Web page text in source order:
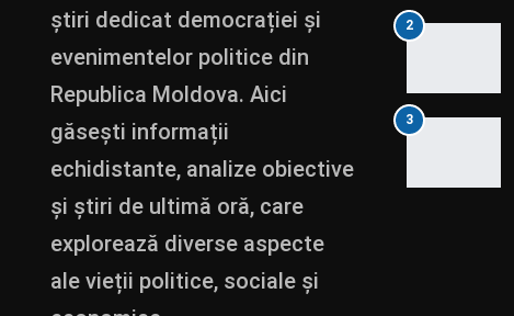
știri dedicat democrației și
evenimentelor politice din
Republica Moldova. Aici
găsești informații
echidistante, analize obiective
și știri de ultimă oră, care
explorează diverse aspecte
ale vieții politice, sociale și
2
3